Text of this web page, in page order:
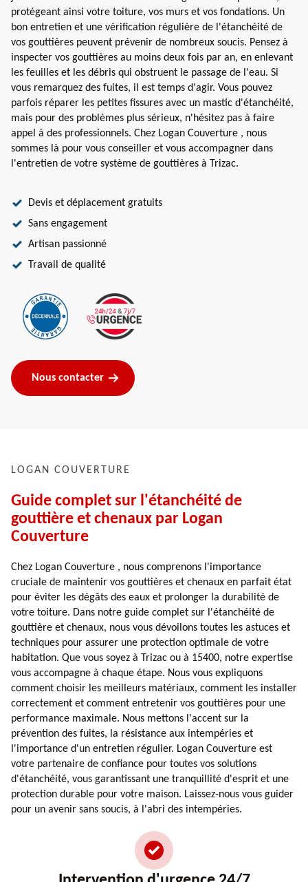
protégeant ainsi votre toiture, vos murs et vos fondations. Un
bon entretien et une vérification régulière de l'étanchéité de
vos gouttières peuvent prévenir de nombreux soucis. Pensez à
inspecter vos gouttières au moins deux fois par an, en enlevant
les feuilles et les débris qui obstruent le passage de l'eau. Si
vous remarquez des fuites, il est temps d'agir. Vous pouvez
parfois réparer les petites fissures avec un mastic d'étanchéité,
mais pour des problèmes plus sérieux, n'hésitez pas à faire
appel à des professionnels. Chez Logan Couverture , nous
sommes là pour vous conseiller et vous accompagner dans
l'entretien de votre système de gouttières à Trizac.
Devis et déplacement gratuits
Sans engagement
Artisan passionné
Travail de qualité
Nous contacter
LOGAN COUVERTURE
Guide complet sur l'étanchéité de
gouttière et chenaux par Logan
Couverture
Chez Logan Couverture , nous comprenons l'importance
cruciale de maintenir vos gouttières et chenaux en parfait état
pour éviter les dégâts des eaux et prolonger la durabilité de
votre toiture. Dans notre guide complet sur l'étanchéité de
gouttière et chenaux, nous vous dévoilons toutes les astuces et
techniques pour assurer une protection optimale de votre
habitation. Que vous soyez à Trizac ou à 15400, notre expertise
vous accompagne à chaque étape. Nous vous expliquons
comment choisir les meilleurs matériaux, comment les installer
correctement et comment entretenir vos gouttières pour une
performance maximale. Nous mettons l'accent sur la
prévention des fuites, la résistance aux intempéries et
l'importance d'un entretien régulier. Logan Couverture est
votre partenaire de confiance pour toutes vos solutions
d'étanchéité, vous garantissant une tranquillité d'esprit et une
protection durable pour votre maison. Laissez-nous vous guider
pour un avenir sans soucis, à l'abri des intempéries.